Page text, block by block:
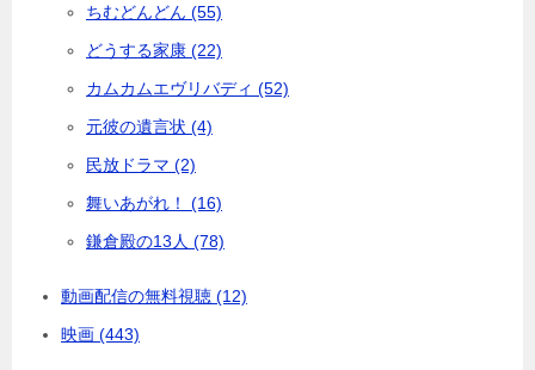
ちむどんどん (55)
どうする家康 (22)
カムカムエヴリバディ (52)
元彼の遺言状 (4)
民放ドラマ (2)
舞いあがれ！ (16)
鎌倉殿の13人 (78)
動画配信の無料視聴 (12)
映画 (443)